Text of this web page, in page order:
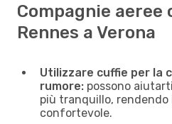
Compagnie aeree
Rennes a Verona
Utilizzare cuffie per la
rumore: possono
più tranquillo, rendendo
confortevole.